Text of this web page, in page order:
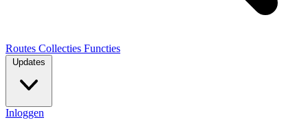
Routes Collecties Functies
Updates
Inloggen